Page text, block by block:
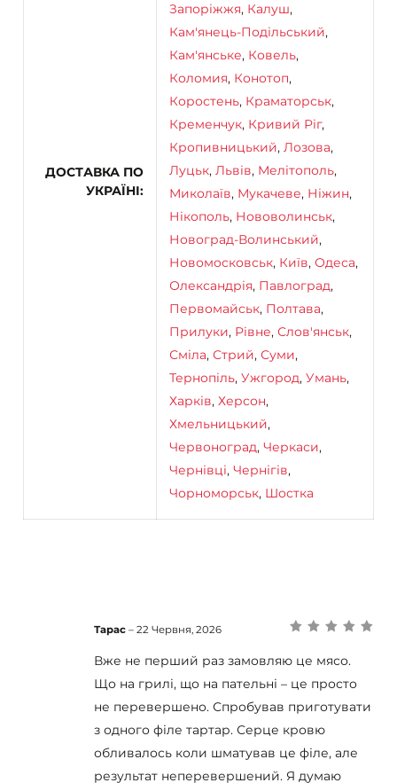
ДОСТАВКА ПО
УКРАЇНІ
Запоріжжя, Калуш,
Кам'янець-Подільський,
Кам'янське, Ковель,
Коломия, Конотоп,
Коростень, Краматорськ,
Кременчук, Кривий Ріг,
Кропивницький, Лозова,
Луцьк, Львів, Мелітополь,
Миколаїв, Мукачеве, Ніжин,
Нікополь, Нововолинськ,
Новоград-Волинський,
Новомосковськ, Київ, Одеса,
Олександрія, Павлоград,
Первомайськ, Полтава,
Прилуки, Рівне, Слов'янськ,
Сміла, Стрий, Суми,
Тернопіль, Ужгород, Умань,
Харків, Херсон,
Хмельницький,
Червоноград, Черкаси,
Чернівці, Чернігів,
Чорноморськ, Шостка
5
Тарас – 22 Червня, 2026
Вже не перший раз замовляю це мясо.
Що на грилі, що на пательні – це просто
не перевершено. Спробував приготувати
з одного філе тартар. Серце кровю
обливалось коли шматував це філе, але
результат неперевершений. Я думаю